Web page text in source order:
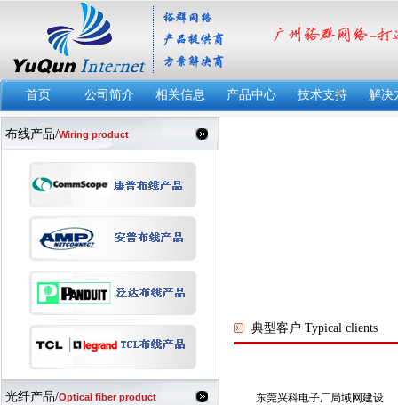
首页 公司简介 相关信息 产品中心 技术支持 解决
布线产品/Wiring product
光纤产品/Optical fiber product
典型客户 Typical clients
东莞兴科电子厂局域网建设